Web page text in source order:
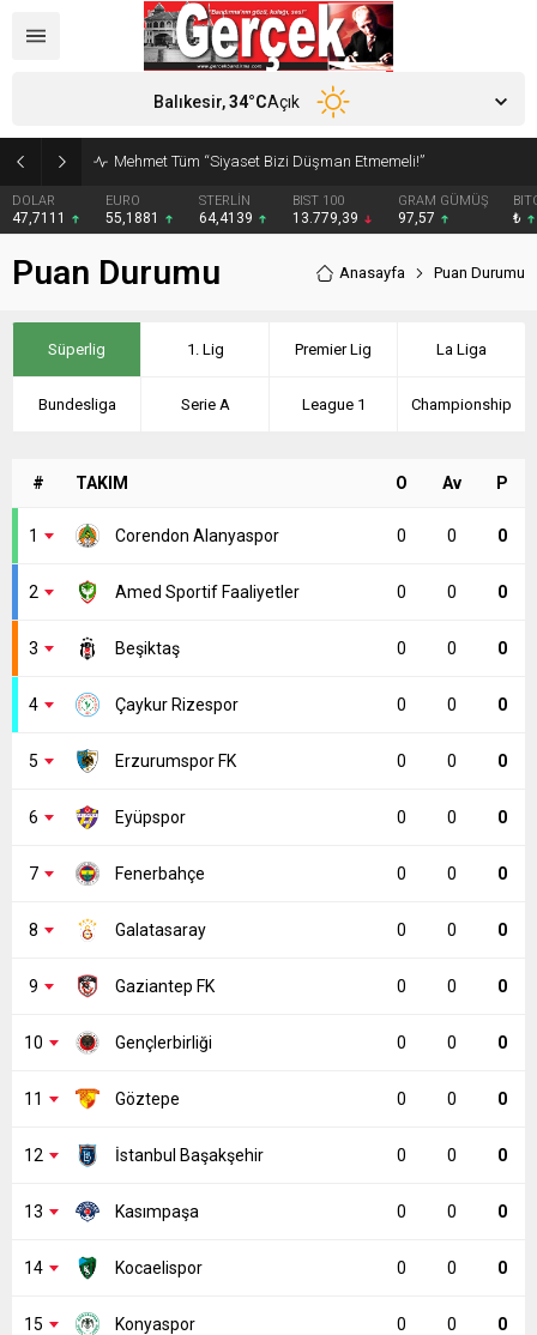
Mehmet Tüm “Siyaset Bizi Düşman Etmemeli!”
DOLAR
47,7111
EURO
55,1881
STERLİN
64,4139
BIST 100
13.779,39
GRAM GÜMÜŞ
97,57 ₺
Balıkesir,34°CAçık
Puan Durumu Anasayfa Puan Durumu
Süperlig 1. Lig Premier Lig La Liga
Bundesliga Serie A League 1 Championship
# TAKIM O Av P
1 Corendon Alanyaspor 0 0 0
2 Amed Sportif Faaliyetler 0 0 0
3 Beşiktaş 0 0 0
4 Çaykur Rizespor 0 0 0
5 Erzurumspor FK 0 0 0
6 Eyüpspor 0 0 0
7 Fenerbahçe 0 0 0
8 Galatasaray 0 0 0
9 Gaziantep FK 0 0 0
10 Gençlerbirliği 0 0 0
11 Göztepe 0 0 0
12 İstanbul Başakşehir 0 0 0
13 Kasımpaşa 0 0 0
14 Kocaelispor 0 0 0
15 Konyaspor 0 0 0